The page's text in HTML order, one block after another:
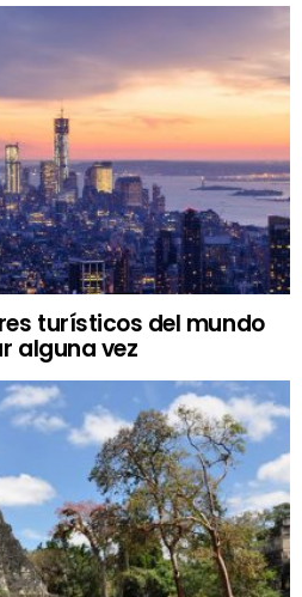
turísticos del mundo
alguna vez